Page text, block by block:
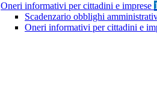
Oneri informativi per cittadini e imprese 1
Scadenzario obblighi
Oneri informativi per cittadini e